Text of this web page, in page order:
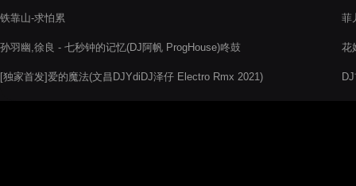
铁靠山-求怕累
孙羽幽,徐良 - 七秒钟的记忆(DJ阿帆 ProgHouse)咚鼓
[独家首发]爱的魔法(文昌DJYdiDJ泽仔 Electro Rmx 2021)
菲
花